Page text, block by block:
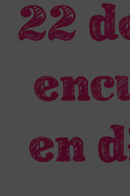
22
en